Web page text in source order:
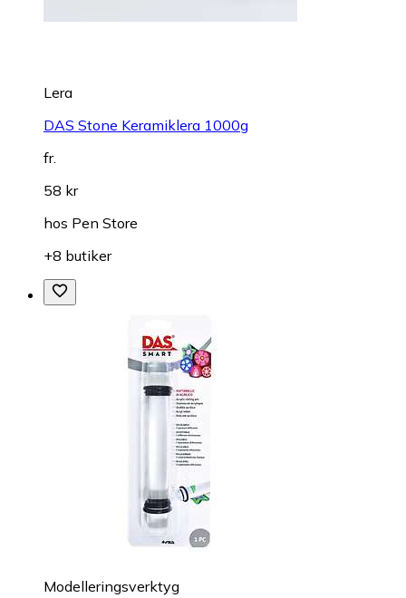
Lera
DAS Stone Keramiklera 1000g
fr.
58 kr
hos Pen Store
+8 butiker
Modelleringsverktyg